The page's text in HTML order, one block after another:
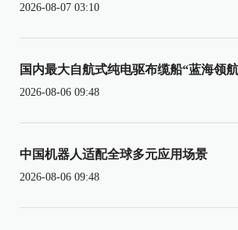
2026-08-07 03:10
国内最大自航式纯电驱布缆船“蓝海领
2026-08-06 09:48
中国机器人适配全球多元应用场景
2026-08-06 09:48